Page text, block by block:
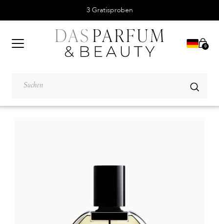
3 Gratisproben
0